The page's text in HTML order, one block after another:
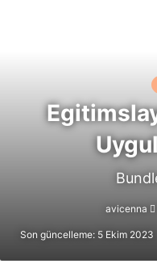
avicenna
Son güncelleme: 5 Ekim 2023